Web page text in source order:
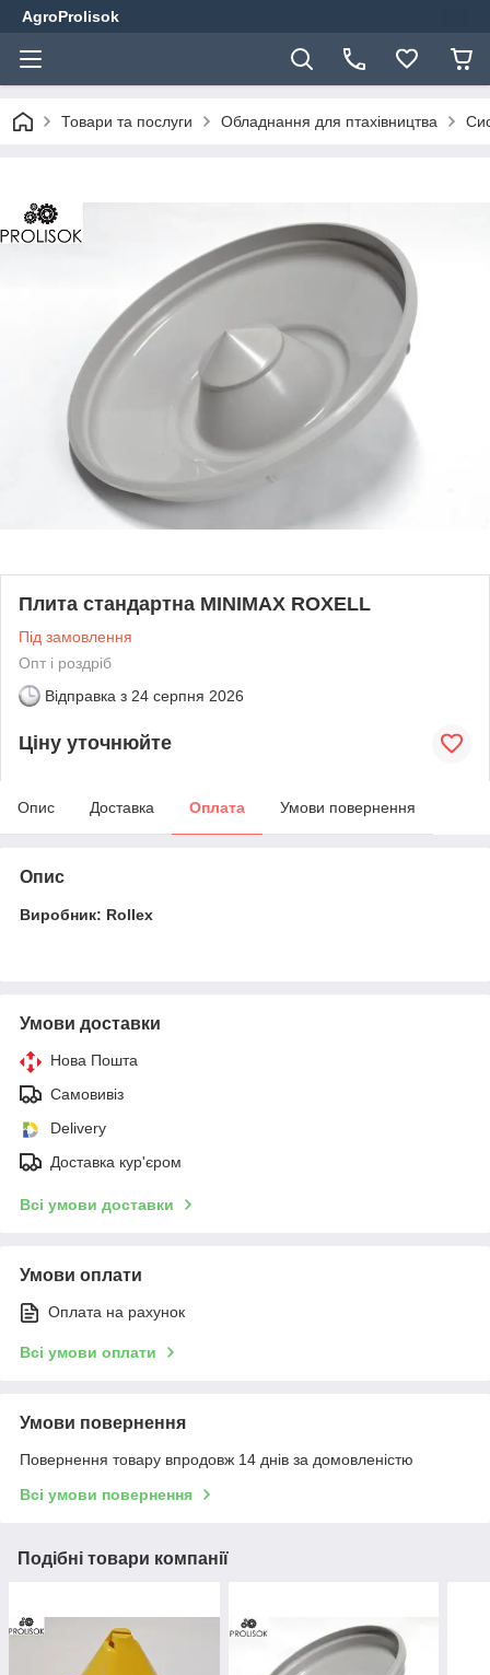
AgroProlisok
Товари та послуги Обладнання для птахівництва
Плита стандартна MINIMAX ROXELL
Під замовлення
Опт і роздріб
Відправка з 24 серпня 2026
Ціну уточнюйте
Опис Доставка Оплата Умови повернення
Опис
Виробник: Rollex
Умови доставки
Нова Пошта
Самовивіз
Delivery
Доставка кур'єром
Всі умови доставки
Умови оплати
Оплата на рахунок
Всі умови оплати
Умови повернення
Повернення товару впродовж 14 днів за домовленістю
Всі умови повернення
Подібні товари компанії